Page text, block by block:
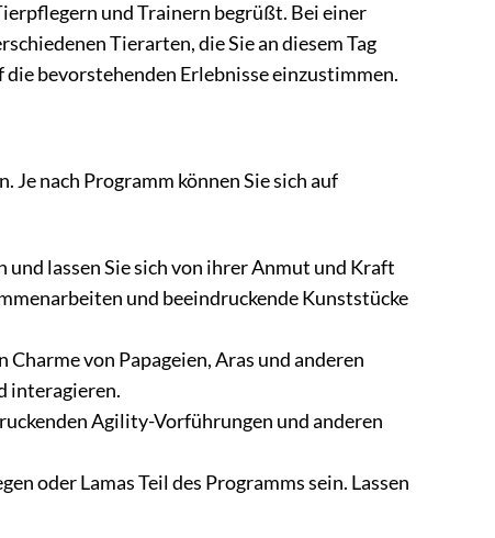
und Trainern begrüßt. Bei einer
Tierarten, die Sie an diesem Tag
die bevorstehenden Erlebnisse einzustimmen.
nach Programm können Sie sich auf
lassen Sie sich von ihrer Anmut und Kraft
und beeindruckende Kunststücke
von Papageien, Aras und anderen
interagieren.
Agility-Vorführungen und anderen
oder Lamas Teil des Programms sein. Lassen